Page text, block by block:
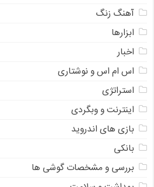
آهنگ زنگ
ابزارها
اخبار
اس ام اس و نوشتاری
استراتژی
اینترنت و وبگردی
بازی های اندروید
بانکی
بررسی و مشخصات گوشی ها